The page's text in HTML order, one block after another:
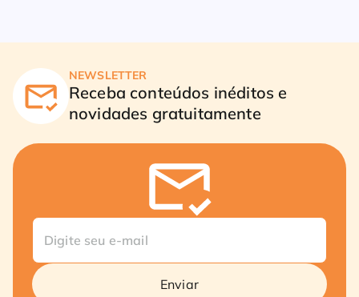
NEWSLETTER
Receba conteúdos inéditos e
novidades gratuitamente
Enviar